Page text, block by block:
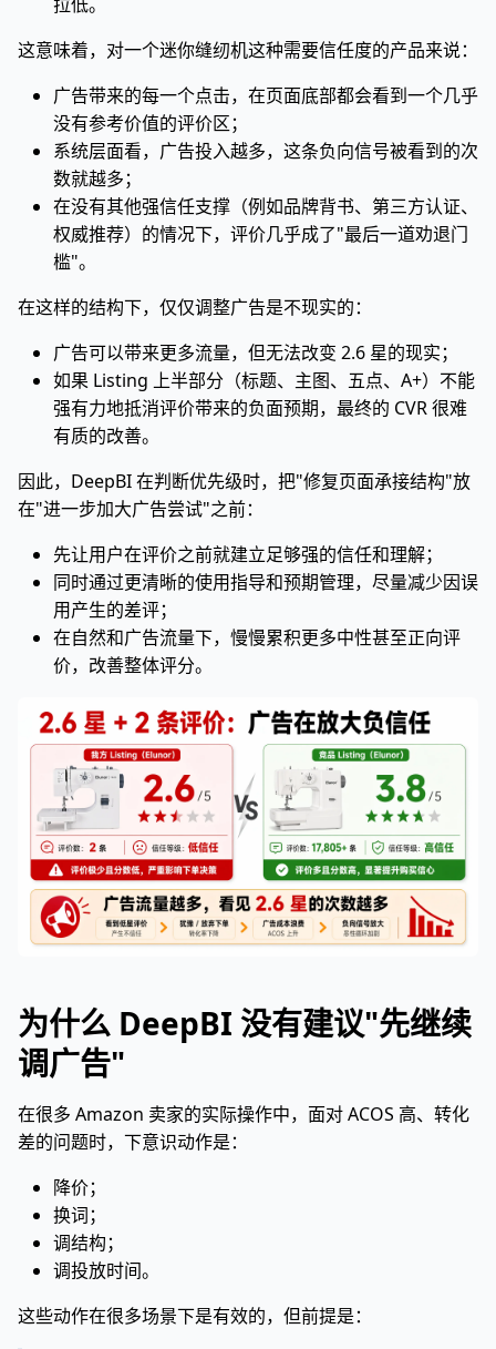
这意味着，对一个迷你缝纫机这种需要信任度的产品来说：
广告带来的每一个点击，在页面底部都会看到一个几乎
没有参考价值的评价区；
系统层面看，广告投入越多，这条负向信号被看到的次
数就越多；
在没有其他强信任支撑（例如品牌背书、第三方认证、
权威推荐）的情况下，评价几乎成了"最后一道劝退门
槛"。
在这样的结构下，仅仅调整广告是不现实的：
广告可以带来更多流量，但无法改变 2.6 星的现实；
如果 Listing 上半部分（标题、主图、五点、A+）不能
强有力地抵消评价带来的负面预期，最终的 CVR 很难
有质的改善。
因此，DeepBI 在判断优先级时，把"修复页面承接结构"放
在"进一步加大广告尝试"之前：
先让用户在评价之前就建立足够强的信任和理解；
同时通过更清晰的使用指导和预期管理，尽量减少因误
用产生的差评；
在自然和广告流量下，慢慢累积更多中性甚至正向评
价，改善整体评分。
为什么 DeepBI 没有建议"先继续
调广告"
在很多 Amazon 卖家的实际操作中，面对 ACOS 高、转化
差的问题时，下意识动作是：
降价；
换词；
调结构；
调投放时间。
这些动作在很多场景下是有效的，但前提是：